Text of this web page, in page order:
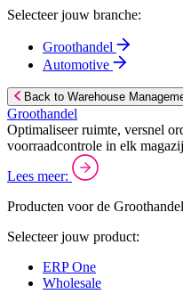
Selecteer jouw branche:
Groothandel
Automotive
Back to Warehouse
Groothandel
Optimaliseer ruimte, versnel
voorraadcontrole in elk
Lees meer:
Producten voor de Groothandel
Selecteer jouw product:
ERP One
Wholesale